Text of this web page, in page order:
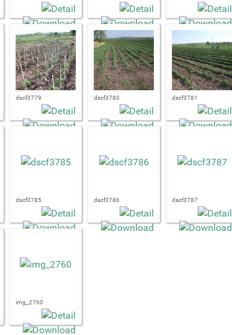
dscf3779 dscf3780 dscf3781
dscf3785 dscf3786 dscf3787
img_2760